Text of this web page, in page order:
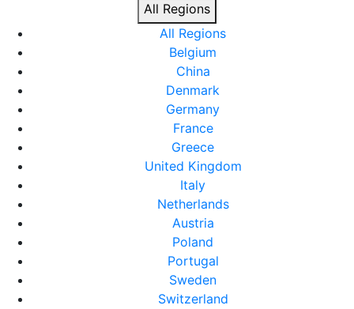
All Regions
All Regions
Belgium
China
Denmark
Germany
France
Greece
United Kingdom
Italy
Netherlands
Austria
Poland
Portugal
Sweden
Switzerland